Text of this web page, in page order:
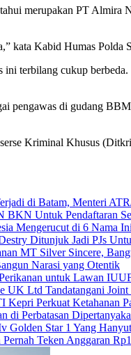
merupakan PT Almira
kata Kabid Humas
ini terbilang cukup
pengawas di gudang
Kriminal Khusus
di Batam, Menteri
Untuk Pendaftaran
Mengerucut di 6 Nama
Ditunjuk Jadi PJs
MT Silver Sincere,
Narasi yang Otentik
untuk Lawan
UK Ltd Tandatangani
Perkuat Ketahanan
di Perbatasan
Star 1 Yang
Teken Anggaran